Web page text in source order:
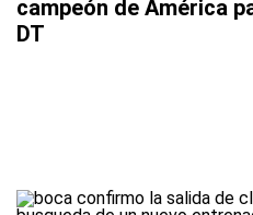
campeón de América
DT